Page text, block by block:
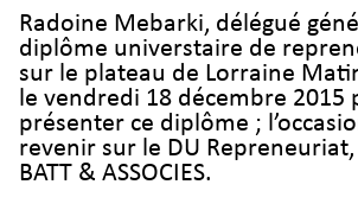
Radoine Mebarki, délégué
diplôme universtaire de
sur le plateau de Lorraine
le vendredi 18 décembre 2015
présenter ce diplôme ;
revenir sur le DU
BATT & ASSOCIES.